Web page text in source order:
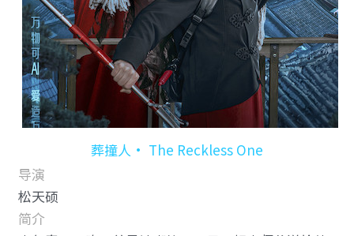
葬撞人• The Reckless One
导演
松天硕
简介